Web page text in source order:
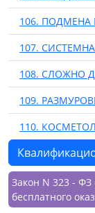
106.
107.
108. СЛОЖНО
109.
110.
Закон N 323 - ФЗ
бесплатного